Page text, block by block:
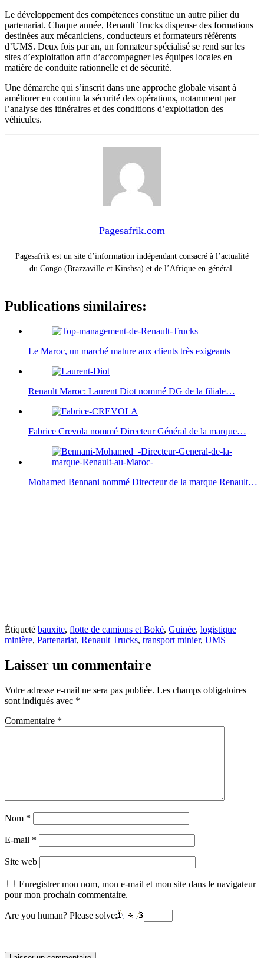
Le développement des compétences constitue un autre pilier du
partenariat. Chaque année, Renault Trucks dispense des formations
destinées aux mécaniciens, conducteurs et formateurs référents
d’UMS. Deux fois par an, un formateur spécialisé se rend sur les
sites d’exploitation afin d’accompagner les équipes locales en
matière de conduite rationnelle et de sécurité.
Une démarche qui s’inscrit dans une approche globale visant à
améliorer en continu la sécurité des opérations, notamment par
l’analyse des itinéraires et des conditions d’exploitation des
véhicules.
Pagesafrik.com
Pagesafrik est un site d’information indépendant consacré à l’actualité
du Congo (Brazzaville et Kinshsa) et de l’Afrique en général.
Publications similaires:
Le Maroc, un marché mature aux clients très exigeants
Renault Maroc: Laurent Diot nommé DG de la filiale…
Fabrice Crevola nommé Directeur Général de la marque…
Mohamed Bennani nommé Directeur de la marque Renault…
Étiqueté bauxite, flotte de camions et Boké, Guinée, logistique
minière, Partenariat, Renault Trucks, transport minier, UMS
Laisser un commentaire
Votre adresse e-mail ne sera pas publiée. Les champs obligatoires
sont indiqués avec *
Commentaire *
Nom *
E-mail *
Site web
Enregistrer mon nom, mon e-mail et mon site dans le navigateur
pour mon prochain commentaire.
Are you human? Please solve: